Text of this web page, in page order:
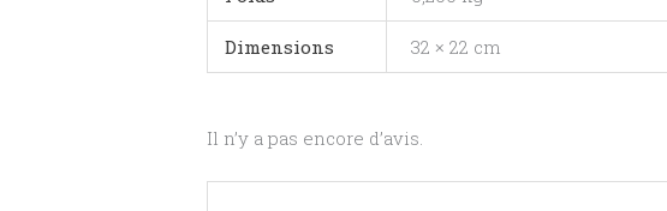
Dimensions 32 × 22 cm
Il n’y a pas encore d’avis.